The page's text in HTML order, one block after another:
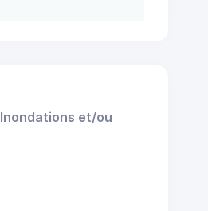
Inondations et/ou